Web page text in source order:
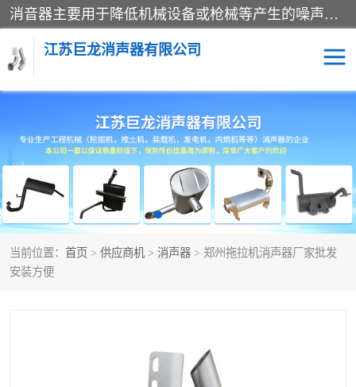
消音器主要用于降低机械设备或枪械等产生的噪声。它通过阻尼或增加排气面积来降低排气速度和功率，从而降低噪声。常见的消音器类型包括阻性消声器、抗性消声器、共振消声器以及阻抗复合式消声器等。这些消音器各有特点，适用于不同频率的噪声消除。
江苏巨龙消声器有限公司
当前位置： 首页 > 供应商机 > 消声器 > 郑州拖拉机消声器厂家批发
安装方便
消声器